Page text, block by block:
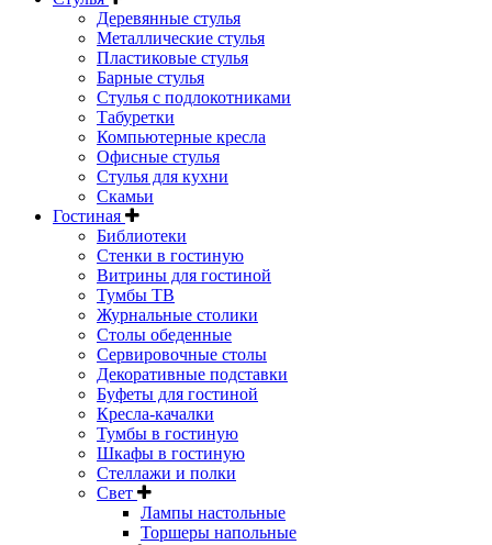
Деревянные стулья
Металлические стулья
Пластиковые стулья
Барные стулья
Стулья с подлокотниками
Табуретки
Компьютерные кресла
Офисные стулья
Стулья для кухни
Скамьи
Гостиная
Библиотеки
Стенки в гостиную
Витрины для гостиной
Тумбы ТВ
Журнальные столики
Столы обеденные
Сервировочные столы
Декоративные подставки
Буфеты для гостиной
Кресла-качалки
Тумбы в гостиную
Шкафы в гостиную
Стеллажи и полки
Свет
Лампы настольные
Торшеры напольные